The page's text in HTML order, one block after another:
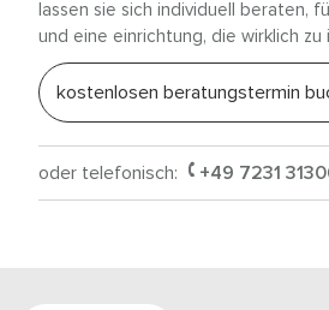
lassen sie sich individuell beraten,
und eine einrichtung, die wirklich zu
kostenlosen beratungstermin
oder telefonisch: +49 7231